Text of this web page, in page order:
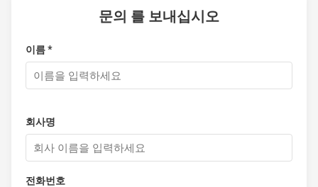
문의 를 보내십시오
이름 *
회사명
전화번호